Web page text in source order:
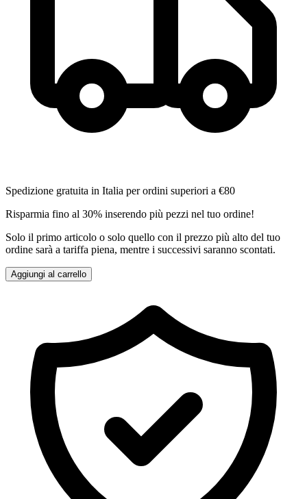
Spedizione gratuita in Italia per ordini superiori a €80
Risparmia fino al 30% inserendo più pezzi nel tuo ordine!
Solo il primo articolo o solo quello con il prezzo più alto del tuo
ordine sarà a tariffa piena, mentre i successivi saranno scontati.
Aggiungi al carrello